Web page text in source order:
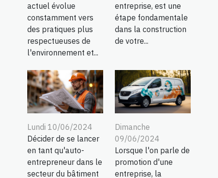
actuel évolue
constamment vers
des pratiques plus
respectueuses de
l'environnement et...
entreprise, est une
étape fondamentale
dans la construction
de votre...
Lundi 10/06/2024
Décider de se lancer
en tant qu'auto-
entrepreneur dans le
secteur du bâtiment
Dimanche
09/06/2024
Lorsque l'on parle de
promotion d'une
entreprise, la